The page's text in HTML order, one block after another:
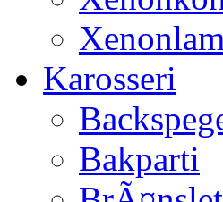
Karosseri
Bakparti